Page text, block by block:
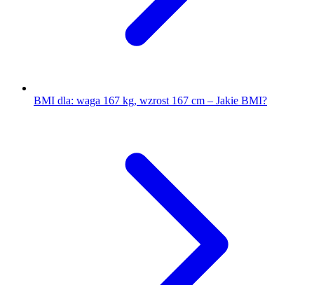
BMI dla: waga 167 kg, wzrost 167 cm – Jakie BMI?